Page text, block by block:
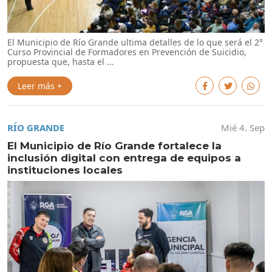
El Municipio de Río Grande ultima detalles de lo que será el 2°
Curso Provincial de Formadores en Prevención de Suicidio,
propuesta que, hasta el ...
Leer más +
RÍO GRANDE
Mié 4. Sep
El Municipio de Río Grande fortalece la
inclusión digital con entrega de equipos a
instituciones locales